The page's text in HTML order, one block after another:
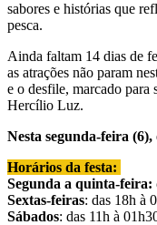
sabores e histórias que
pesca.
Ainda faltam 14 dias de
as atrações não param
e o desfile, marcado para
Hercílio Luz.
Nesta segunda-feira
Horários da festa:
Segunda a quinta-feira:
Sextas-feiras: das 18h à
Sábados: das 11h à